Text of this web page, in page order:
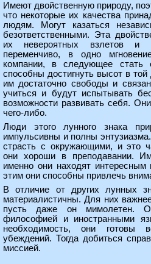
Имеют двойственную природу,
что некоторые их качества
людям. Могут казаться
безответственными. Эта
их невероятных взлетов и
переменчиво, в одно
компании, в следующее стать
способны достигнуть высот в той
им достаточно свободы и
учиться и будут испытывать
возможности развивать себя.
чего-либо.
Люди этого лунного знака
импульсивны и полны
страсть с окружающими, и это
они хороши в преподавании.
именно они находят
этим они способны привлечь
В отличие от других лунных
материалистичны. Для них
пусть даже он мимолетен.
философией и иностранными
необходимость, они готовы
убеждений. Тогда добиться
миссией.